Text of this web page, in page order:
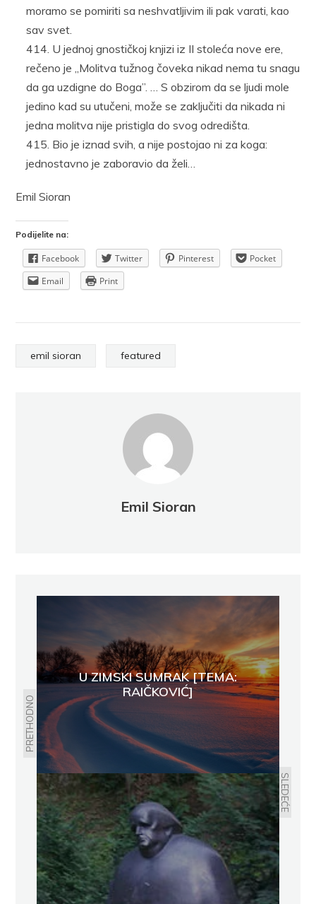
moramo se pomiriti sa neshvatljivim ili pak varati, kao
sav svet.
U jednoj gnostičkoj knjizi iz II stoleća nove ere,
rečeno je „Molitva tužnog čoveka nikad nema tu snagu
da ga uzdigne do Boga”. … S obzirom da se ljudi mole
jedino kad su utučeni, može se zaključiti da nikada ni
jedna molitva nije pristigla do svog odredišta.
Bio je iznad svih, a nije postojao ni za koga:
jednostavno je zaboravio da želi…
Emil Sioran
Podijelite na:
Facebook Twitter Pinterest
Pocket
Email
Print
emil sioran featured
Emil Sioran
PRETHODNO
U ZIMSKI SUMRAK [TEMA:
RAIČKOVIĆ]
SLEDEĆE